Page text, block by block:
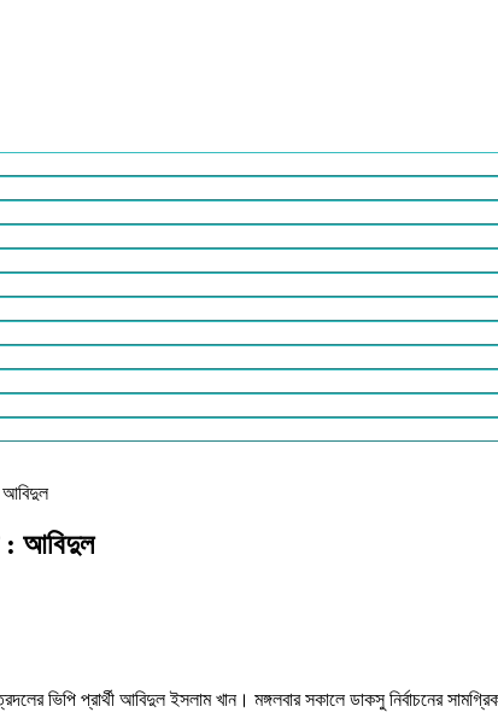
আবিদুল
: আবিদুল
ভিপি প্রার্থী আবিদুল ইসলাম খান। মঙ্গলবার সকালে ডাকসু নির্বাচনের